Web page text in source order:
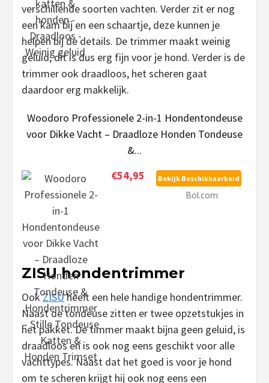
verschillende soorten vachten. Verder zit er nog
een kam bij en een schaartje, deze kunnen je
helpen bij de details. De trimmer maakt weinig
geluid, dit is dus erg fijn voor je hond. Verder is de
trimmer ook draadloos, het scheren gaat
daardoor erg makkelijk.
Woodoro Professionele 2-in-1 Hondentondeuse
voor Dikke Vacht – Draadloze Honden Tondeuse
&...
€54,95
Bekijk Beschikbaarheid
Bol.com
ZISU hondentrimmer
OokZISUheeft een hele handige hondentrimmer.
Naast de tondeuse zitten er twee opzetstukjes in
het pakket. De timmer maakt bijna geen geluid, is
draadloos en is ook nog eens geschikt voor alle
vachttypes. Naast dat het goed is voor je hond
om te scheren krijgt hij ook nog eens een